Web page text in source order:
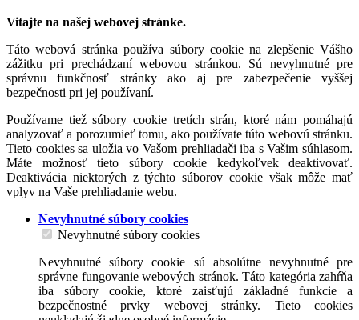
Vitajte na našej webovej stránke.
Táto webová stránka používa súbory cookie na zlepšenie Vášho
zážitku pri prechádzaní webovou stránkou. Sú nevyhnutné pre
správnu funkčnosť stránky ako aj pre zabezpečenie vyššej
bezpečnosti pri jej používaní.
Používame tiež súbory cookie tretích strán, ktoré nám pomáhajú
analyzovať a porozumieť tomu, ako používate túto webovú stránku.
Tieto cookies sa uložia vo Vašom prehliadači iba s Vašim súhlasom.
Máte možnosť tieto súbory cookie kedykoľvek deaktivovať.
Deaktivácia niektorých z týchto súborov cookie však môže mať
vplyv na Vaše prehliadanie webu.
Nevyhnutné súbory cookies
Nevyhnutné súbory cookies
Nevyhnutné súbory cookie sú absolútne nevyhnutné pre
správne fungovanie webových stránok. Táto kategória zahŕňa
iba súbory cookie, ktoré zaisťujú základné funkcie a
bezpečnostné prvky webovej stránky. Tieto cookies